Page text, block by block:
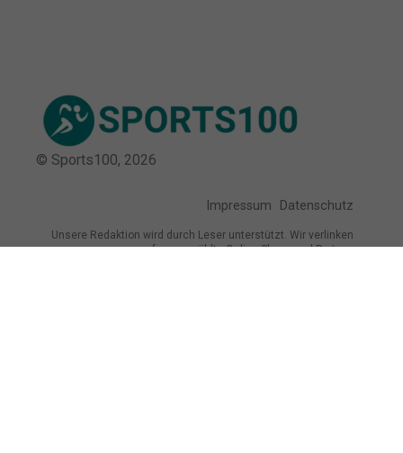
© Sports100, 2026
Impressum Datenschutz
Unsere Redaktion wird durch Leser unterstützt. Wir verlinken
u.a. auf ausgewählte Online-Shops und Partner,